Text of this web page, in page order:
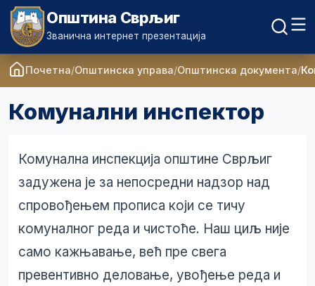
Општина Сврљиг
Званична интернет презентација
Почетна Општинска управа Општинска документа
Комунални инспектор
Комунална инспекција општине Сврљиг
задужена је за непосредни надзор над
спровођењем прописа који се тичу
комуналног реда и чистоће. Наш циљ није
само кажњавање, већ пре свега
превентивно деловање, увођење реда и